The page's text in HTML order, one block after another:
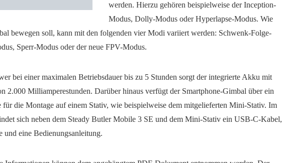
werden. Hierzu gehören beispielweise der Inception-
Modus, Dolly-Modus oder Hyperlapse-Modus. Wie
bewegen soll, kann mit den folgenden vier Modi variiert werden: Schwenk-Folge-
Sperr-Modus oder der neue FPV-Modus.
bei einer maximalen Betriebsdauer bis zu 5 Stunden sorgt der integrierte Akku mit
2.000 Milliamperestunden. Darüber hinaus verfügt der Smartphone-Gimbal über ein
die Montage auf einem Stativ, wie beispielweise dem mitgelieferten Mini-Stativ. Im
sich neben dem Steady Butler Mobile 3 SE und dem Mini-Stativ ein USB-C-Kabel,
und eine Bedienungsanleitung.